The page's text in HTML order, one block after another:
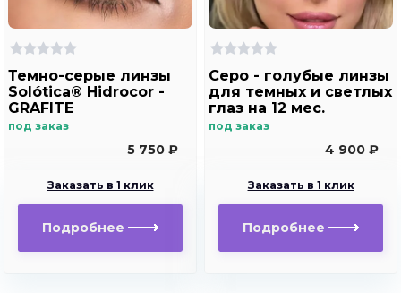
Темно-серые линзы
Solótica® Hidrocor -
GRAFITE
под заказ
5 750 ₽
Заказать в 1 клик
Подробнее
Серо - голубые линзы
для темных и светлых
глаз на 12 мес.
Rainbow Marine Ring
под заказ
4 900 ₽
Заказать в 1 клик
Подробнее